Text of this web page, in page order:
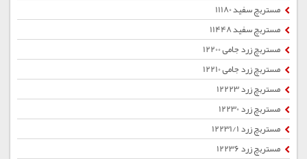
مستربچ سفید 11180
مستربچ سفید 11448
مستربچ زرد جامی 12200
مستربچ زرد جامی 12210
مستربچ زرد 12223
مستربچ زرد 12230
مستربچ زرد 12231/1
مستربچ زرد 12236